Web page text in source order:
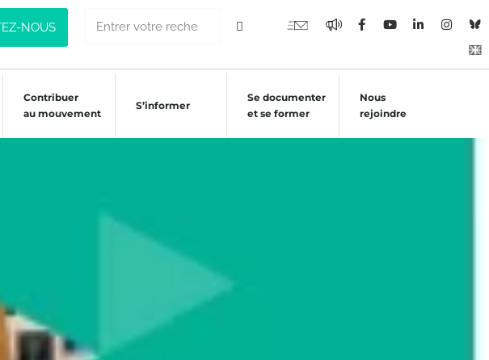
NOUS
Contribuer
au mouvement
S’informer
Se documenter
et se former
Nous
rejoindre